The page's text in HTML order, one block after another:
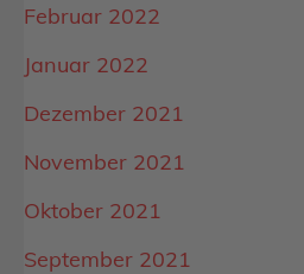
Februar 2022
Januar 2022
Dezember 2021
November 2021
Oktober 2021
September 2021